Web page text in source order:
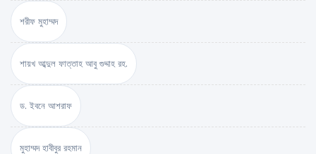
শরীফ মুহাম্মদ
শায়খ আব্দুল ফাত্তাহ আবু গুদ্দাহ রহ.
ড. ইবনে আশরাফ
মুহাম্মদ হাবীবুর রহমান